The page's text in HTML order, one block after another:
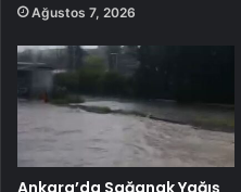
Ağustos 7, 2026